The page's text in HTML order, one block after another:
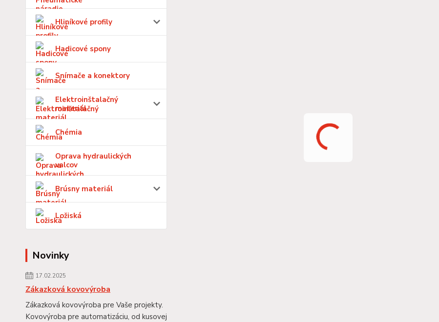
Hliníkové profily
Hadicové spony
Snímače a konektory
Elektroinštalačný
materiál
Chémia
Oprava hydraulických
valcov
Brúsny materiál
Ložiská
Novinky
17.02.2025
Zákazková kovovýroba
Zákazková kovovýroba pre Vaše projekty.
Kovovýroba pre automatizáciu, od kusovej